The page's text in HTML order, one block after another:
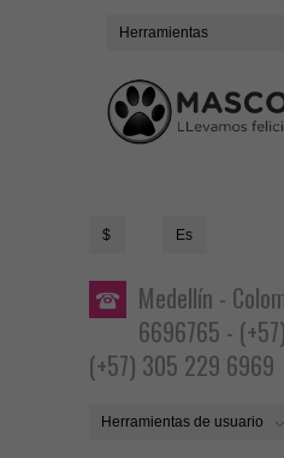
Herramientas
$ Es
Medellín -
6696765 -
(+57) 305 229 6969
Herramientas de usuario